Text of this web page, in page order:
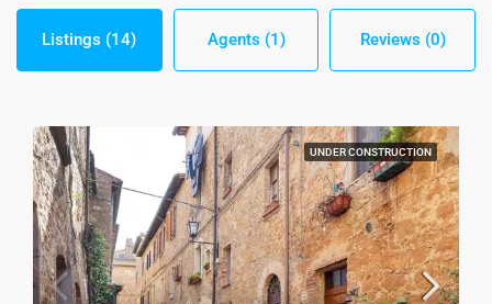
Listings (14) Agents (1) Reviews (0)
UNDER CONSTRUCTION